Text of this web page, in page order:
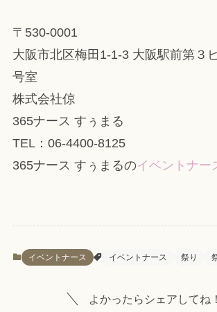
〒530-0001
大阪市北区梅田1-1-3 大阪駅前第３
号室
株式会社倞
365ナース すぅまる
TEL：06-4400-8125
365ナース すぅまるのイベントナー
イベントナース イベントナース 祭り
よかったらシェアしてね！